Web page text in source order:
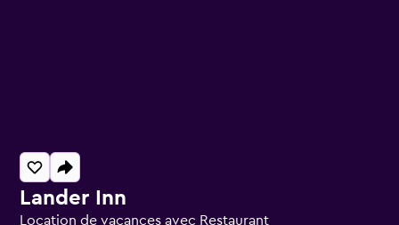
Lander Inn
Location de vacances avec Restaurant